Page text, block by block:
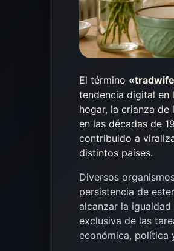
El término
tendencia digital en
hogar, la crianza
en las décadas de
contribuido a
distintos países.
Diversos
persistencia de
alcanzar la
exclusiva de las
económica, política